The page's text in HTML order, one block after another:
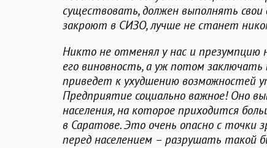
существовать, должен выполнять
закроют в СИЗО, лучше не станет
Никто не отменял у нас и презумпцию
его виновность, а уж потом
приведет к ухудшению возможностей
Предприятие социально важное! Оно
населения, на которое приходится
в Саратове. Это очень опасно с точки
перед населением – разрушать такой